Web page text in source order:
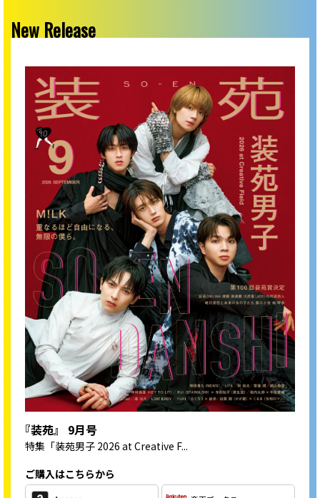
New Release
『装苑』 9月号
特集 「装苑男子 2026 at Creative F...
ご購入はこちらから